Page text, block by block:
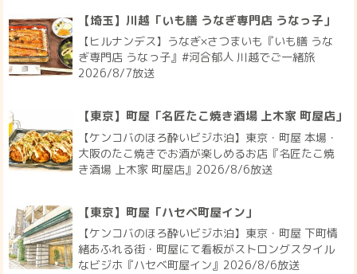
【埼玉】川越「いも膳 うなぎ専門店 うなっ子」
【ヒルナンデス】うなぎ×さつまいも『いも膳 うな
ぎ専門店 うなっ子』#河合郁人 川越でご一緒旅
2026/8/7放送
【東京】町屋「名匠たこ焼き酒場 上木家 町屋店」
【ケンコバのほろ酔いビジホ泊】東京・町屋 本場・
大阪のたこ焼きでお酒が楽しめるお店『名匠たこ焼
き酒場 上木家 町屋店』2026/8/6放送
【東京】町屋「ハセベ町屋イン」
【ケンコバのほろ酔いビジホ泊】東京・町屋 下町情
緒あふれる街・町屋にて看板がストロングスタイル
なビジホ『ハセベ町屋イン』2026/8/6放送